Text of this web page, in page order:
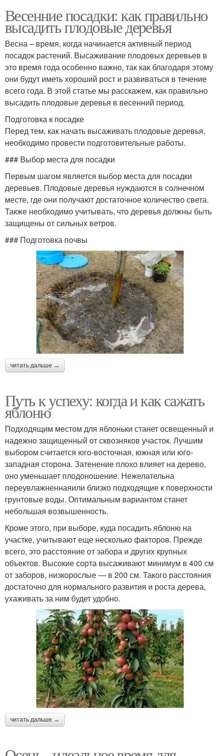
Весенние посадки: как правильно
высадить плодовые деревья
Весна – время, когда начинается активный период
посадок растений. Высаживание плодовых деревьев в
это время года особенно важно, так как благодаря этому
они будут иметь хороший рост и развиваться в течение
всего года. В этой статье мы расскажем, как правильно
высадить плодовые деревья в весенний период.
Подготовка к посадке
Перед тем, как начать высаживать плодовые деревья,
необходимо провести подготовительные работы.
### Выбор места для посадки
Первым шагом является выбор места для посадки
деревьев. Плодовые деревья нуждаются в солнечном
месте, где они получают достаточное количество света.
Также необходимо учитывать, что деревья должны быть
защищены от сильных ветров.
### Подготовка почвы
читать дальше →
Путь к успеху: когда и как сажать
яблоню
Подходящим местом для яблоньки станет освещенный и
надежно защищенный от сквозняков участок. Лучшим
выбором считается юго-восточная, южная или юго-
западная сторона. Затенение плохо влияет на дерево,
оно уменьшает плодоношение. Нежелательна
переувлажненнаяили близко подходящие к поверхности
грунтовые воды. Оптимальным вариантом станет
небольшая возвышенность.
Кроме этого, при выборе, куда посадить яблоню на
участке, учитывают еще несколько факторов. Прежде
всего, это расстояние от забора и других крупных
объектов. Высокие сорта высаживают минимум в 400 см
от заборов, низкорослые — в 200 см. Такого расстояния
достаточно для нормального развития и роста дерева,
ухаживать за ним будет удобно.
читать дальше →